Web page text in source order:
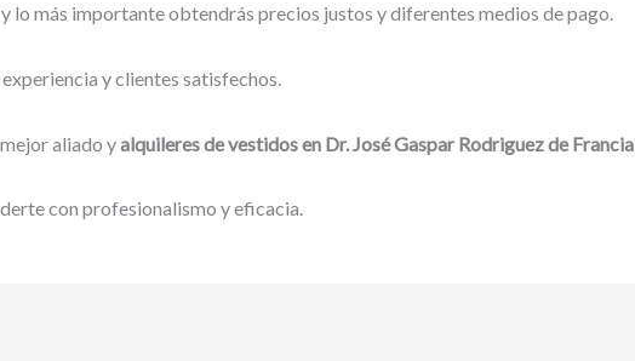
lo más importante obtendrás precios justos y diferentes medios de pago.
y clientes satisfechos.
aliado yalquileres de vestidosen Dr. José Gaspar Rodriguez de Francia
con profesionalismo y eficacia.